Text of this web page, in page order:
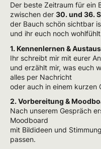
Der beste Zeitraum für ein
zwischen der 30. und 36.
der Bauch schön sichtbar
und ihr euch noch
1. Kennenlernen &
Ihr schreibt mir mit eurer
und erzählt mir, was euch
alles per Nachricht
oder auch in einem kurzen
2. Vorbereitung &
Nach unserem Gespräch
Moodboard
mit Bildideen und
passen.